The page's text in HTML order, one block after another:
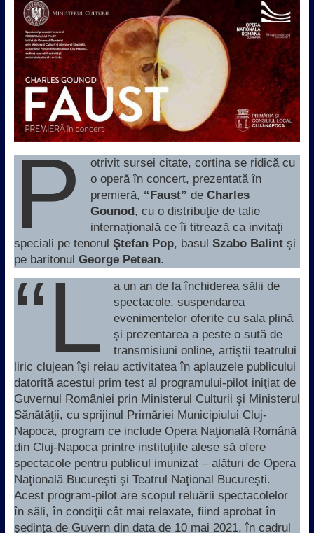
P
otrivit sursei citate, cortina se ridică cu
o operă în concert, prezentată în
premieră, “Faust” de Charles
Gounod , cu o distribuţie de talie
internaţională ce îi titrează ca invitaţi
speciali pe tenorul Ştefan Pop, basul Szabo Balintşi
pe baritonul George Petean.
“L
a un an de la închiderea sălii de
spectacole, suspendarea
evenimentelor oferite cu sala plină
şi prezentarea a peste o sută de
transmisiuni online, artiştii teatrului
liric clujean îşi reiau activitatea în aplauzele publicului
datorită acestui prim test al programului-pilot iniţiat de
Guvernul României prin Ministerul Culturii şi Ministerul
Sănătăţii, cu sprijinul Primăriei Municipiului Cluj-
Napoca, program ce include Opera Naţională Română
din Cluj-Napoca printre instituţiile alese să ofere
spectacole pentru publicul imunizat – alături de Opera
Naţională Bucureşti şi Teatrul Naţional Bucureşti.
Acest program-pilot are scopul reluării spectacolelor
în săli, în condiţii cât mai relaxate, fiind aprobat în
şedinţa de Guvern din data de 10 mai 2021, în cadrul